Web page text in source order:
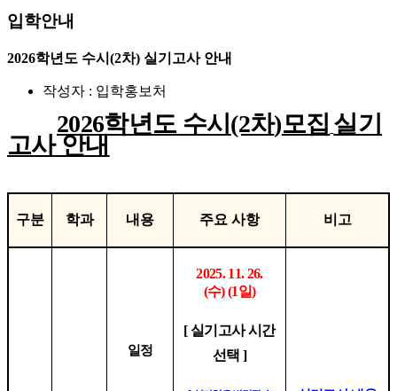
입학안내
2026학년도 수시(2차) 실기고사 안내
작성자 : 입학홍보처
2026학년도 수시(2차)모집 실기
고사 안내
구분 학과 내용 주요 사항 비고
일정
2025. 11. 26.
(수)(1일)
[ 실기고사 시간
선택 ]